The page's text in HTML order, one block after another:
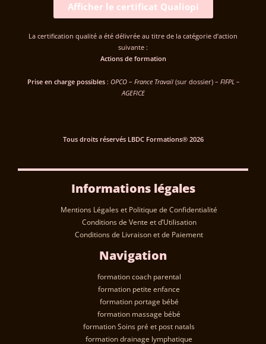
Afficher le certificat Qualiopi
La certification qualité a été délivrée au titre de la catégorie d’action
suivante :
Actions de formation
Prise en charge possibles: OPCO– France Travail(sur dossier) – FIFPL –
AGEFICE
Tous droits réservés LBDC Formations® 2026
Informations légales
Mentions Légales et Politique de Confidentialité
Conditions de Vente et d’Utilisation
Conditions de Livraison et de Paiement
Navigation
formation coach parental
formation petite enfance
formation portage bébé
formation massage bébé
formation Soins pré et post natals
formation drainage lymphatique